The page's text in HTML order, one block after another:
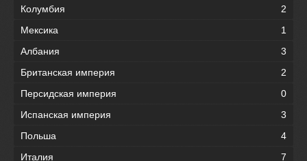
Колумбия
2
Мексика
1
Албания
3
Британская империя
2
Персидская империя
0
Испанская империя
3
Польша
4
Италия
7